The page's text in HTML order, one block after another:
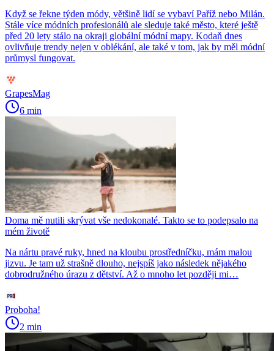
Když se řekne týden módy, většině lidí se vybaví Paříž nebo Milán.
Stále více módních profesionálů ale sleduje také město, které ještě
před 20 lety stálo na okraji globální módní mapy. Kodaň dnes
ovlivňuje trendy nejen v oblékání, ale také v tom, jak by měl módní
průmysl fungovat.
GrapesMag
6 min
Doma mě nutili skrývat vše nedokonalé. Takto se to podepsalo na
mém životě
Na nártu pravé ruky, hned na kloubu prostředníčku, mám malou
jizvu. Je tam už strašně dlouho, nejspíš jako následek nějakého
dobrodružného úrazu z dětství. Až o mnoho let později mi…
Proboha!
2 min